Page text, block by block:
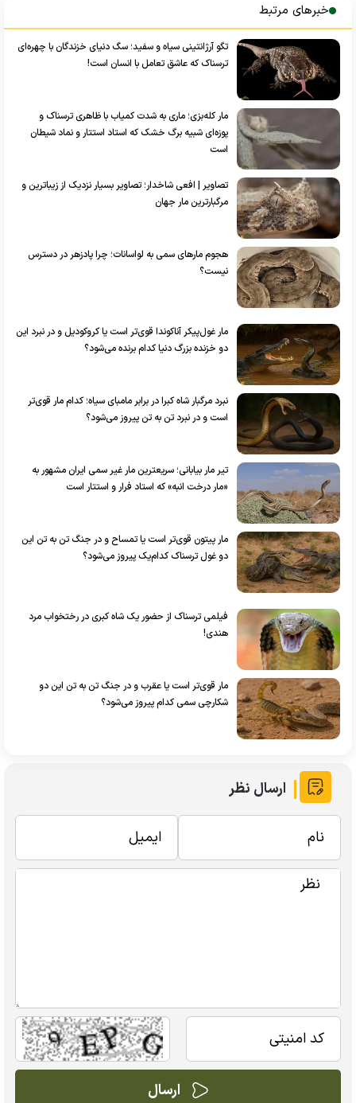
خبرهای مرتبط
تگو آرژانتینی سیاه و سفید؛ سگ دنیای خزندگان با چهره‌ای
ترسناک که عاشق تعامل با انسان است!
مار کله‌بزی؛ ماری به شدت کمیاب با ظاهری ترسناک و
پوزه‌ای شبیه برگ خشک که استاد استتار و نماد شیطان
است
تصاویر | افعی شاخدار؛ تصاویر بسیار نزدیک از زیباترین و
مرگبارترین مار جهان
هجوم مار‌های سمی به لواسانات؛ چرا پادزهر در دسترس
نیست؟
مار غول‌پیکر آناکوندا قوی‌تر است یا کروکودیل و در نبرد این
دو خزنده بزرگ دنیا کدام برنده می‌شود؟
نبرد مرگبار شاه کبرا در برابر مامبای سیاه؛ کدام مار قوی‌تر
است و در نبرد تن به تن پیروز می‌شود؟
تیر مار بیابانی؛ سریعترین مار غیر سمی ایران مشهور به
«مار درخت انبه» که استاد فرار و استتار است
مار پیتون قوی‌تر است یا تمساح و در جنگ تن به تن این
دو غول ترسناک کدام‌یک پیروز می‌شود؟
فیلمی ترسناک از حضور یک شاه کبری در رختخواب مرد
هندی!
مار قوی‌تر است یا عقرب و در جنگ تن به تن این دو
شکارچی سمی کدام پیروز می‌شود؟
ارسال نظر